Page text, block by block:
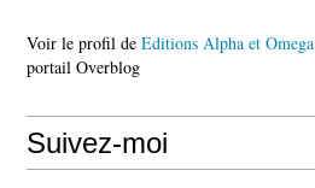
Voir le profil de Editions Alpha et Omega
portail Overblog
Suivez-moi